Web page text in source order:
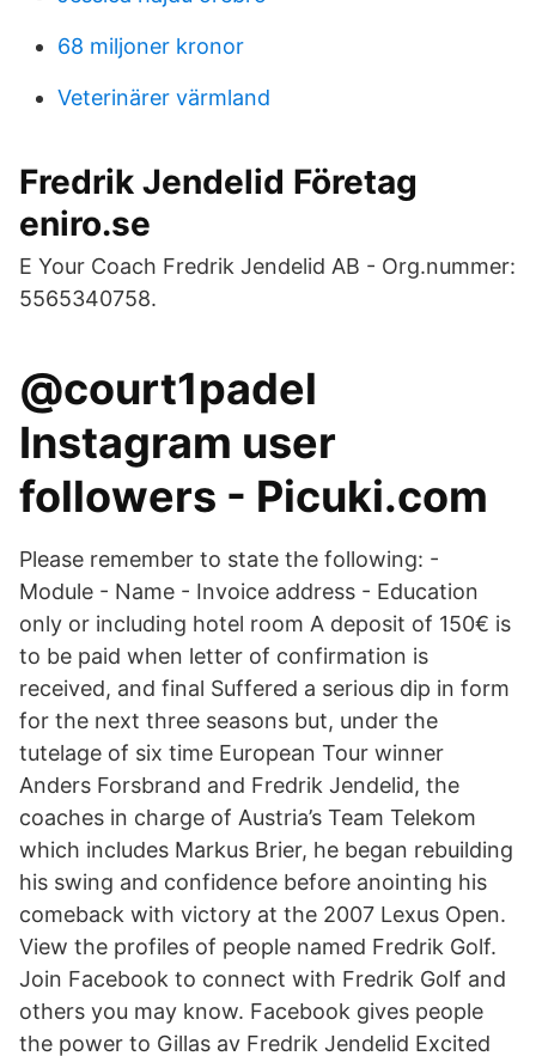
68 miljoner kronor
Veterinärer värmland
Fredrik Jendelid Företag
eniro.se
E Your Coach Fredrik Jendelid AB - Org.nummer:
5565340758.
@court1padel
Instagram user
followers - Picuki.com
Please remember to state the following: -
Module - Name - Invoice address - Education
only or including hotel room A deposit of 150€ is
to be paid when letter of confirmation is
received, and final Suffered a serious dip in form
for the next three seasons but, under the
tutelage of six time European Tour winner
Anders Forsbrand and Fredrik Jendelid, the
coaches in charge of Austria’s Team Telekom
which includes Markus Brier, he began rebuilding
his swing and confidence before anointing his
comeback with victory at the 2007 Lexus Open.
View the profiles of people named Fredrik Golf.
Join Facebook to connect with Fredrik Golf and
others you may know. Facebook gives people
the power to Gillas av Fredrik Jendelid Excited